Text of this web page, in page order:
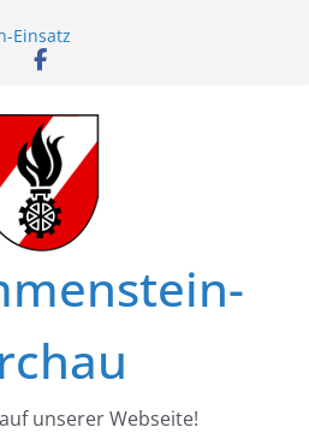
Einsatz
zum 75. Geburtstag
in Zistersdorf
unserer Webseite!